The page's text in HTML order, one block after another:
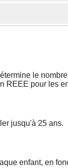
le
REEE pour les
jusqu'à 25 ans.
enfant, en